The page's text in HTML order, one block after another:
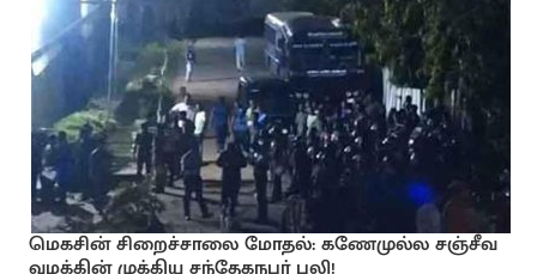
மெகசின் சிறைச்சாலை மோதல்: கணேமுல்ல சஞ்சீவ